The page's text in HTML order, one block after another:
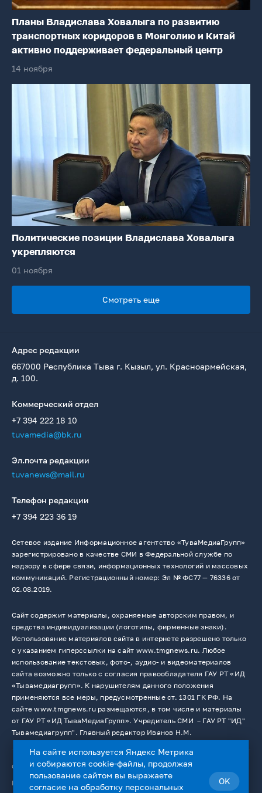
Планы Владислава Ховалыга по развитию
транспортных коридоров в Монголию и Китай
активно поддерживает федеральный центр
14 ноября
Политические позиции Владислава Ховалыга
укрепляются
01 ноября
Смотреть еще
Адрес редакции
667000 Республика Тыва г. Кызыл, ул. Красноармейская,
д. 100.
Коммерческий отдел
+7 394 222 18 10
tuvamedia@bk.ru
Эл.почта редакции
tuvanews@mail.ru
Телефон редакции
+7 394 223 36 19
Сетевое издание Информационное агентство «ТуваМедиаГрупп»
зарегистрировано в качестве СМИ в Федеральной службе по
надзору в сфере связи, информационных технологий и массовых
коммуникаций. Регистрационный номер: Эл № ФС77 — 76336 от
02.08.2019.
Сайт содержит материалы, охраняемые авторским правом, и
средства индивидуализации (логотипы, фирменные знаки).
Использование материалов сайта в интернете разрешено только
с указанием гиперссылки на сайт www.tmgnews.ru. Любое
использование текстовых, фото-, аудио- и видеоматериалов
сайта возможно только с согласия правообладателя ГАУ РТ «ИД
«Тывамедиагрупп». К нарушителям данного положения
применяются все меры, предусмотренные ст. 1301 ГК РФ. На
сайте www.tmgnews.ru размещаются, в том числе и материалы
от ГАУ РТ «ИД ТываМедиаГрупп». Учредитель СМИ －ГАУ РТ "ИД"
Тывамедиагрупп". Главный редактор Иванов Н.М.
© 2026. Все права защищены.
12+
Пользовательское соглашение
На сайте используется Яндекс Метрика
и собираются cookie-файлы, продолжая
пользование сайтом вы выражаете
согласие наобработку персональных
OK